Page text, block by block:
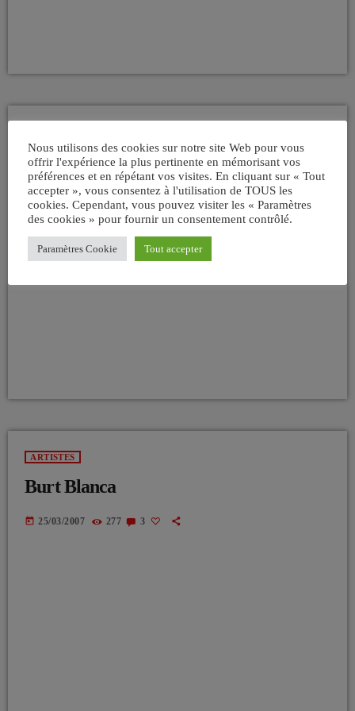
Eric Charden
today 25/03/2007 16 1
ARTISTES
Burt Blanca
today 25/03/2007 277 3
Nous utilisons des cookies sur notre site Web pour vous
offrir l'expérience la plus pertinente en mémorisant vos
préférences et en répétant vos visites. En cliquant sur « Tout
accepter », vous consentez à l'utilisation de TOUS les
cookies. Cependant, vous pouvez visiter les « Paramètres
des cookies » pour fournir un consentement contrôlé.
Paramètres Cookie Tout accepter